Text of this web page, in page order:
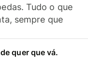
Tudo o que
sempre que
quer que vá.